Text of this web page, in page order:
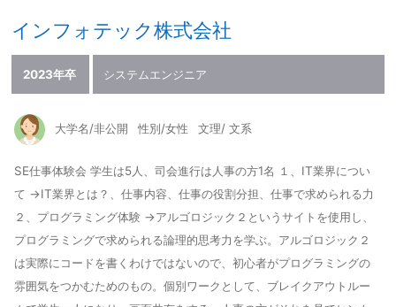
インフォテック株式会社
2023年卒 システムエンジニア
大学名/非公開 性別/女性 文理/ 文系
SE仕事体験会 学生は5人、司会進行は人事の方1名 １、IT業界につい
て →IT業界とは？、仕事内容、仕事の役割分担、仕事で求められる力
２、プログラミング体験 →アルゴロジック２というサイトを使用し、
プログラミングで求められる論理的思考力を学ぶ。アルゴロジック２
は実際にコードを書くわけではないので、初心者がプログラミングの
雰囲気をつかむためのもの。個別ワークとして、ブレイクアウトルー